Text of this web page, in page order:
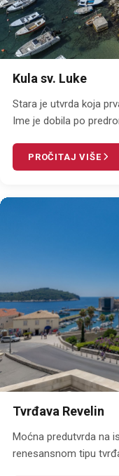
Kula sv. Luke
Stara je utvrda koja
Ime je dobila po
PROČITAJ VIŠE
Tvrđava Revelin
Moćna predutvrda na
renesansnom tipu